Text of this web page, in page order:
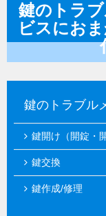
鍵のトラ
ビスにお
鍵のトラブル
鍵開け（開錠・
鍵交換
鍵作成/修理